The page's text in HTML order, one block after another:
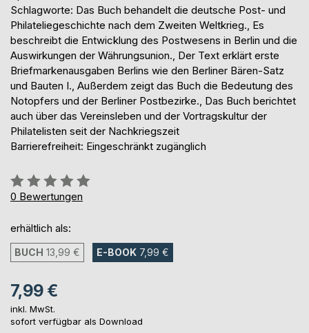
Schlagworte: Das Buch behandelt die deutsche Post- und
Philateliegeschichte nach dem Zweiten Weltkrieg., Es
beschreibt die Entwicklung des Postwesens in Berlin und die
Auswirkungen der Währungsunion., Der Text erklärt erste
Briefmarkenausgaben Berlins wie den Berliner Bären-Satz
und Bauten I., Außerdem zeigt das Buch die Bedeutung des
Notopfers und der Berliner Postbezirke., Das Buch berichtet
auch über das Vereinsleben und der Vortragskultur der
Philatelisten seit der Nachkriegszeit
Barrierefreiheit: Eingeschränkt zugänglich
Bewertung::
0%
0 Bewertungen
erhältlich als:
BUCH 13,99 € E-BOOK 7,99 €
7,99 €
inkl. MwSt.
sofort verfügbar als Download